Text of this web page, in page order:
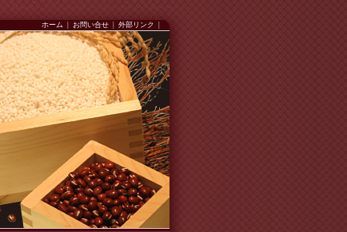
ホーム お問い合せ 外部リンク